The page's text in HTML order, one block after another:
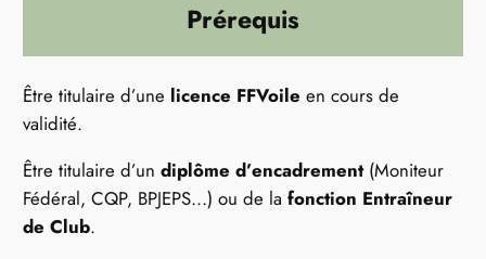
Prérequis
Être titulaire d’une licence FFVoile en cours de
validité.
Être titulaire d’undiplôme d’encadrement(Moniteur
Fédéral, CQP, BPJEPS…) ou de lafonction Entraîneur
de Club.